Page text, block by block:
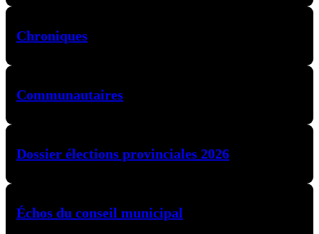
Chroniques
Communautaires
Dossier élections provinciales 2026
Échos du conseil municipal